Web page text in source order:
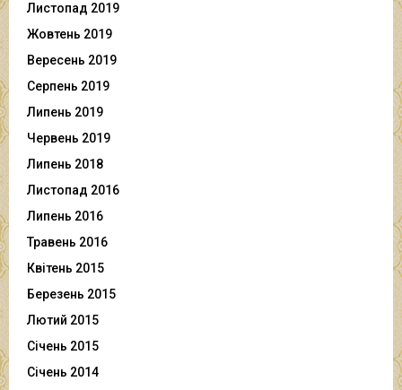
Листопад 2019
Жовтень 2019
Вересень 2019
Серпень 2019
Липень 2019
Червень 2019
Липень 2018
Листопад 2016
Липень 2016
Травень 2016
Квітень 2015
Березень 2015
Лютий 2015
Січень 2015
Січень 2014